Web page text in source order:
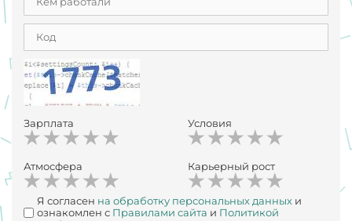
Зарплата Условия
Атмосфера Карьерный рост
Я согласен на обработку персональных данных и
ознакомлен с Правилами сайта и Политикой